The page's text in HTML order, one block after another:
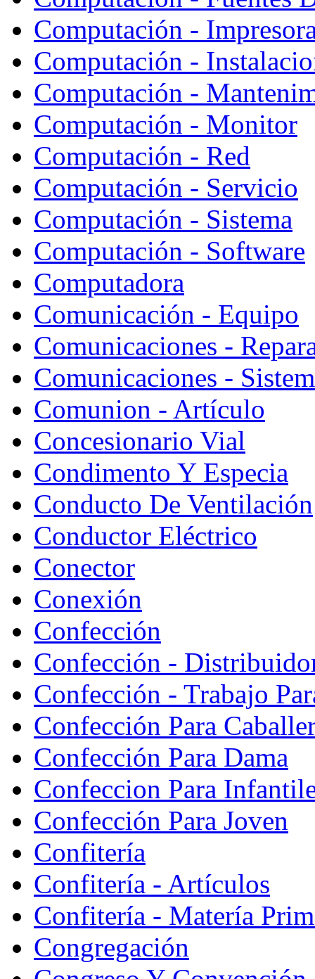
Computación -
Computación -
Computación -
Computación - Monitor
Computación - Red
Computación - Servicio
Computación - Sistema
Computación - Software
Computadora
Comunicación - Equipo
Comunicaciones -
Comunicaciones -
Comunion - Artículo
Concesionario Vial
Condimento Y Especia
Conducto De Ventilación
Conductor Eléctrico
Conector
Conexión
Confección
Confección -
Confección - Trabajo
Confección Para
Confección Para Dama
Confeccion Para
Confección Para Joven
Confitería
Confitería - Artículos
Confitería - Matería
Congregación